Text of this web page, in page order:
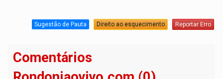
Sugestão de Pauta Direito ao esquecimento Reportar Erro
Comentários